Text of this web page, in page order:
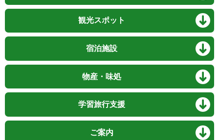
観光スポット
宿泊施設
物産・味処
学習旅行支援
ご案内